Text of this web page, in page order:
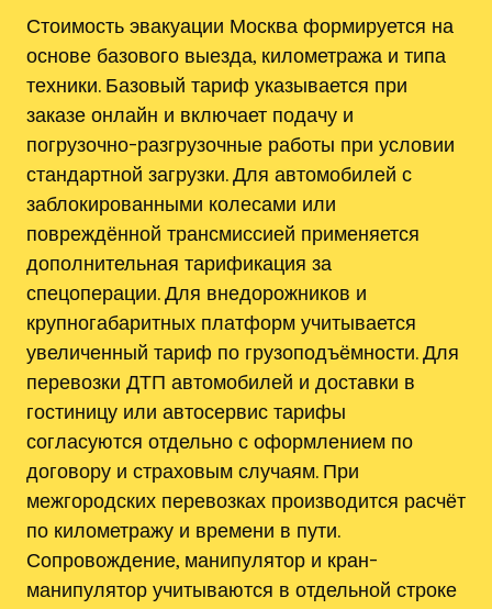
Стоимость эвакуации Москва формируется на
основе базового выезда, километража и типа
техники. Базовый тариф указывается при
заказе онлайн и включает подачу и
погрузочно-разгрузочные работы при условии
стандартной загрузки. Для автомобилей с
заблокированными колесами или
повреждённой трансмиссией применяется
дополнительная тарификация за
спецоперации. Для внедорожников и
крупногабаритных платформ учитывается
увеличенный тариф по грузоподъёмности. Для
перевозки ДТП автомобилей и доставки в
гостиницу или автосервис тарифы
согласуются отдельно с оформлением по
договору и страховым случаям. При
межгородских перевозках производится расчёт
по километражу и времени в пути.
Сопровождение, манипулятор и кран-
манипулятор учитываются в отдельной строке